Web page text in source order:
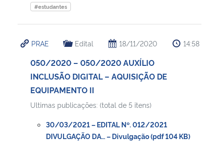
#estudantes
PRAE Edital 18/11/2020 14:58
050/2020 – 050/2020 AUXÍLIO
INCLUSÃO DIGITAL – AQUISIÇÃO DE
EQUIPAMENTO II
Ultimas publicações: (total de 5 itens)
30/03/2021 – EDITAL Nº. 012/2021
DIVULGAÇÃO DA… – Divulgação (pdf 104 KB)